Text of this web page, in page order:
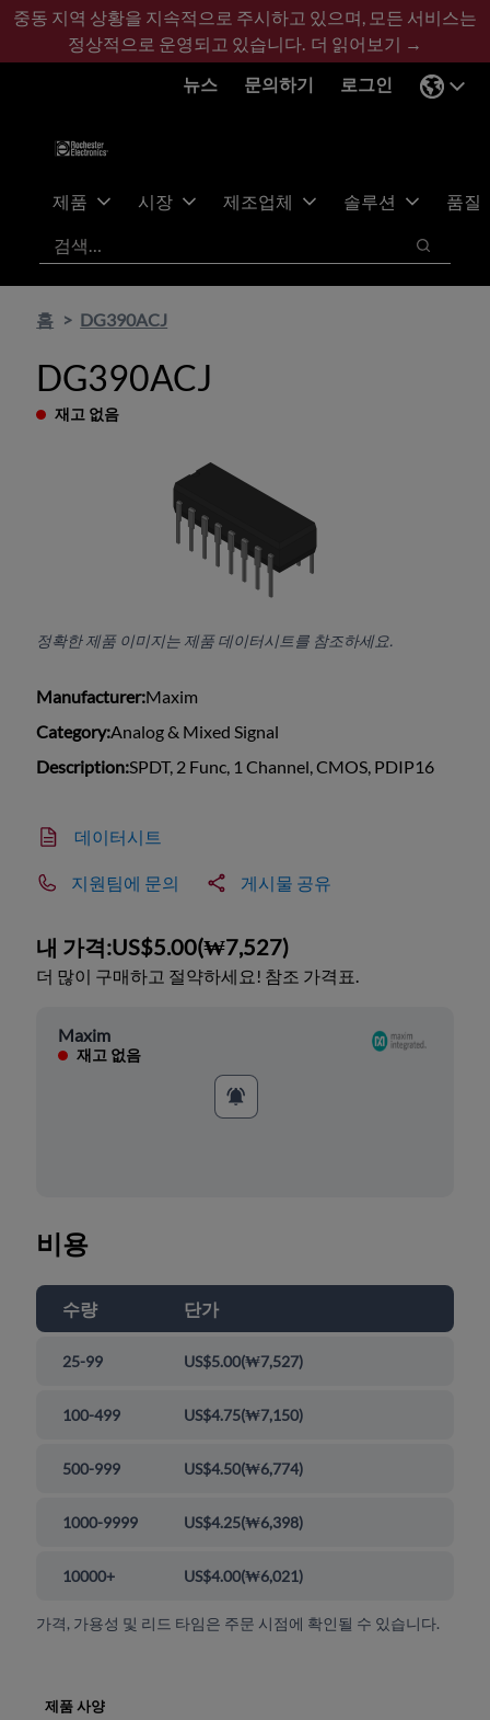
기
콘
바
글
중동 지역 상황을 지속적으로 주시하고 있으며, 모든 서비스는
정상적으로 운영되고 있습니다. 더 읽어보기 →
뉴스
문의하기 로그인
제품 시장 제조업체 솔루션
품질
검색
검색
홈 DG390ACJ
DG390ACJ
재고 없음
정확한 제품 이미지는 제품 데이터시트를 참조하세요.
Manufacturer:Maxim
Category:Analog & Mixed Signal
Description:SPDT, 2 Func, 1 Channel, CMOS, PDIP16
데이터시트
지원팀에 문의 게시물 공유
내 가격:US$5.00(₩7,527)
더 많이 구매하고 절약하세요! 참조 가격표.
Maxim
재고 없음
비용
수량 단가
25-99 US$5.00(₩7,527)
100-499 US$4.75(₩7,150)
500-999 US$4.50(₩6,774)
1000-9999 US$4.25(₩6,398)
10000+ US$4.00(₩6,021)
가격, 가용성 및 리드 타임은 주문 시점에 확인될 수 있습니다.
제품 사양